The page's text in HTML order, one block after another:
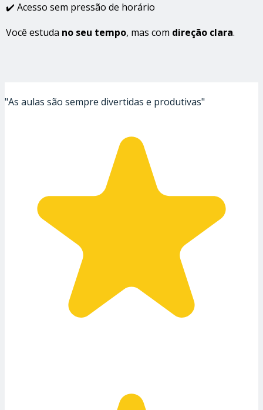
✔️ Acesso sem pressão de horário
Você estuda no seu tempo, mas com direção clara.
"As aulas são sempre divertidas e produtivas"